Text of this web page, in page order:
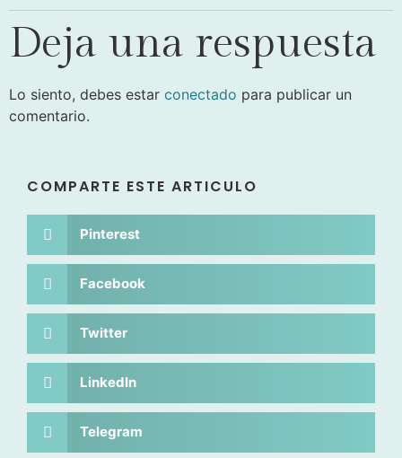
Deja una respuesta
Lo siento, debes estar conectado para publicar un
comentario.
COMPARTE ESTE ARTICULO
Pinterest
Facebook
Twitter
LinkedIn
Telegram